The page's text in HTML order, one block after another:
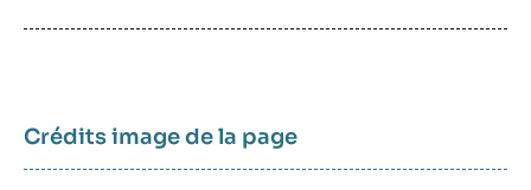
Crédits image de la page